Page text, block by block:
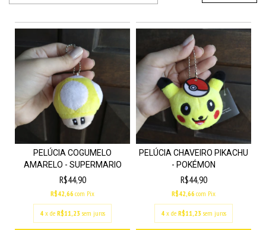
PELÚCIA COGUMELO
AMARELO - SUPERMARIO
R$44,90
R$42,66 com Pix
4 x de R$11,23 sem juros
PELÚCIA CHAVEIRO PIKACHU
- POKÉMON
R$44,90
R$42,66 com Pix
4 x de R$11,23 sem juros